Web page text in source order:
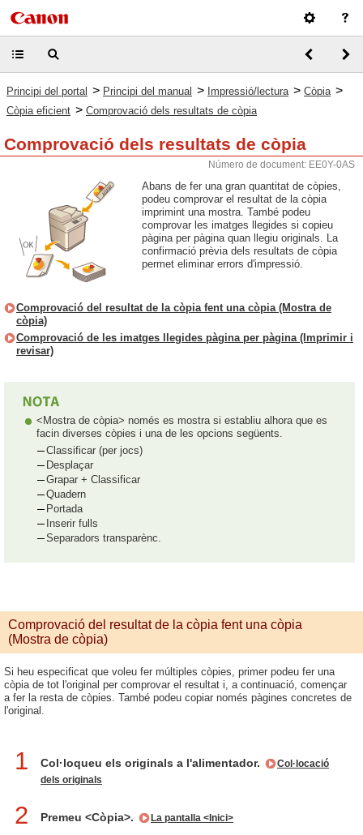
Principi del portal > Principi del manual > Impressió/lectura > Còpia >
Còpia eficient > Comprovació dels resultats de còpia
Comprovació dels resultats de còpia
Número de document: EE0Y-0AS
Abans de fer una gran quantitat de còpies,
podeu comprovar el resultat de la còpia
imprimint una mostra. També podeu
comprovar les imatges llegides si copieu
pàgina per pàgina quan llegiu originals. La
confirmació prèvia dels resultats de còpia
permet eliminar errors d'impressió.
Comprovació del resultat de la còpia fent una còpia (Mostra de
còpia)
Comprovació de les imatges llegides pàgina per pàgina (Imprimir i
revisar)
<Mostra de còpia> només es mostra si establiu alhora que es
facin diverses còpies i una de les opcions següents.
Classificar (per jocs)
Desplaçar
Grapar + Classificar
Quadern
Portada
Inserir fulls
Separadors transparènc.
Comprovació del resultat de la còpia fent una còpia
(Mostra de còpia)
Si heu especificat que voleu fer múltiples còpies, primer podeu fer una
còpia de tot l'original per comprovar el resultat i, a continuació, començar
a fer la resta de còpies. També podeu copiar només pàgines concretes de
l'original.
1 Col·loqueu els originals a l'alimentador.
Col·locació
dels originals
2 Premeu <Còpia>. La pantalla <Inici>